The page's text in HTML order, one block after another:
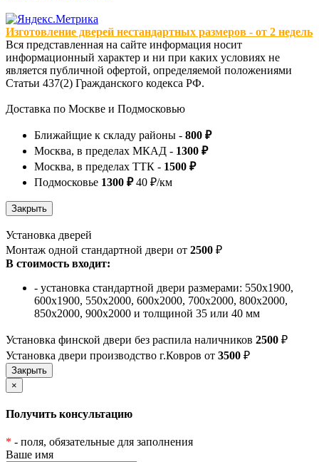
Изготовление дверей нестандартных размеров - от 2 недель
Вся представленная на сайте информация носит
информационный характер и ни при каких условиях не
является публичной офертой, определяемой положениями
Статьи 437(2) Гражданского кодекса РФ.
Доставка по Москве и Подмосковью
Ближайщие к складу районы - 800 ₽
Москва, в пределах МКАД - 1300 ₽
Москва, в пределах ТТК - 1500 ₽
Подмосковье 1300 ₽40 ₽/км
Установка дверей
Монтаж одной стандартной двери от 2500 ₽
В стоимость входит:
- установка стандартной двери размерами: 550х1900,
600х1900, 550х2000, 600х2000, 700х2000, 800х2000,
850х2000, 900х2000 и толщиной 35 или 40 мм
Установка финской двери без распила наличников 2500 ₽
Установка двери производство г.Ковров от 3500 ₽
×
Получить консультацию
* - поля, обязательные для заполнения
Ваше имя